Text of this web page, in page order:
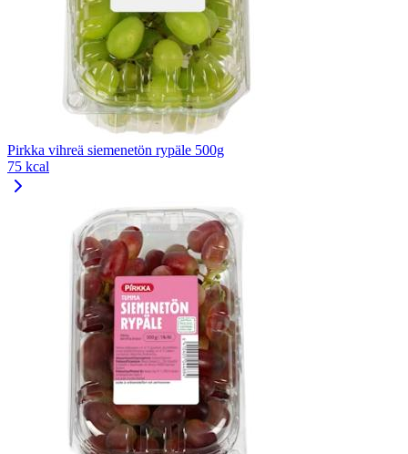
Pirkka vihreä siemenetön rypäle 500g
75 kcal